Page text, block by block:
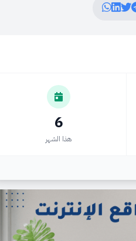
6
هذا الشهر